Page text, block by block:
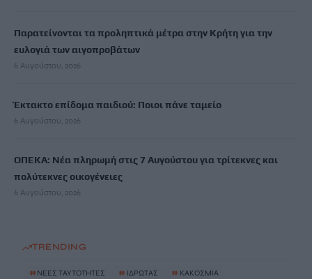
Παρατείνονται τα προληπτικά μέτρα στην Κρήτη για την
ευλογιά των αιγοπροβάτων
6 Αυγούστου, 2026
Έκτακτο επίδομα παιδιού: Ποιοι πάνε ταμείο
6 Αυγούστου, 2026
ΟΠΕΚΑ: Νέα πληρωμή στις 7 Αυγούστου για τρίτεκνες και
πολύτεκνες οικογένειες
6 Αυγούστου, 2026
TRENDING
# ΝΕΕΣ ΤΑΥΤΟΤΗΤΕΣ # ΙΔΡΩΤΑΣ # ΚΑΚΟΣΜΙΑ